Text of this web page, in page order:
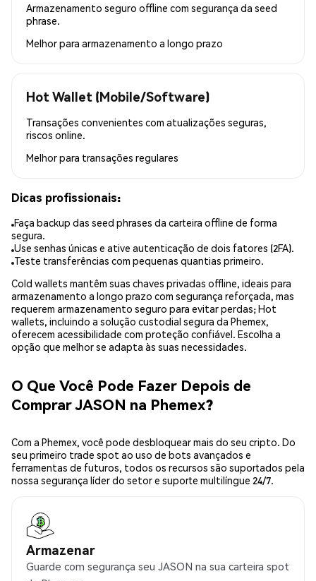
Armazenamento seguro offline com segurança da seed
phrase.
Melhor para armazenamento a longo prazo
Hot Wallet (Mobile/Software)
Transações convenientes com atualizações seguras,
riscos online.
Melhor para transações regulares
Dicas profissionais:
Faça backup das seed phrases da carteira offline de forma
segura.
Use senhas únicas e ative autenticação de dois fatores (2FA).
Teste transferências com pequenas quantias primeiro.
Cold wallets mantêm suas chaves privadas offline, ideais para
armazenamento a longo prazo com segurança reforçada, mas
requerem armazenamento seguro para evitar perdas; Hot
wallets, incluindo a solução custodial segura da Phemex,
oferecem acessibilidade com proteção confiável. Escolha a
opção que melhor se adapta às suas necessidades.
O Que Você Pode Fazer Depois de
Comprar JASON na Phemex?
Com a Phemex, você pode desbloquear mais do seu cripto. Do
seu primeiro trade spot ao uso de bots avançados e
ferramentas de futuros, todos os recursos são suportados pela
nossa segurança líder do setor e suporte multilíngue 24/7.
Armazenar
Guarde com segurança seu JASON na sua carteira spot